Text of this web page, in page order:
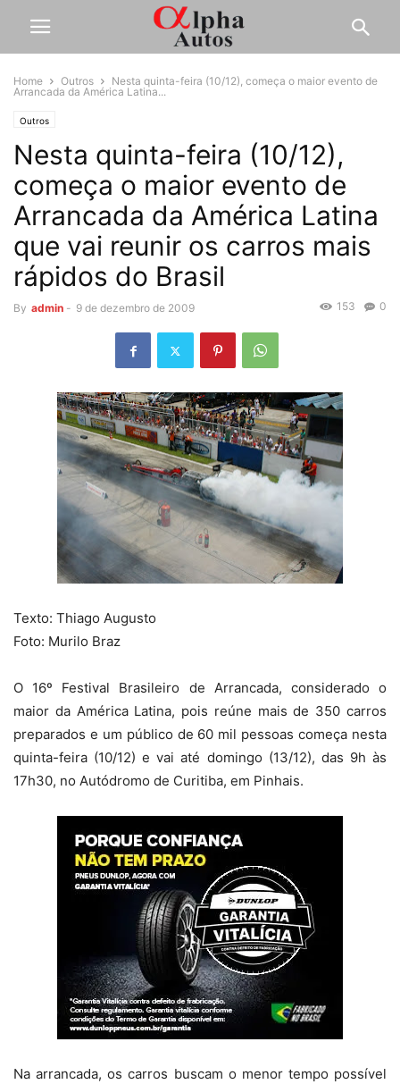
Home Outros
Nesta quinta-feira (10/12), começa o maior evento de
Arrancada da América Latina...
Outros
Nesta quinta-feira (10/12),
começa o maior evento de
Arrancada da América Latina
que vai reunir os carros mais
rápidos do Brasil
By admin - 9 de dezembro de 2009 0
153
Texto: Thiago Augusto
Foto: Murilo Braz
O 16º Festival Brasileiro de Arrancada, considerado o
maior da América Latina, pois reúne mais de 350 carros
preparados e um público de 60 mil pessoas começa nesta
quinta-feira (10/12) e vai até domingo (13/12), das 9h às
17h30, no Autódromo de Curitiba, em Pinhais.
Na arrancada, os carros buscam o menor tempo possível